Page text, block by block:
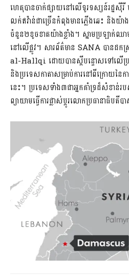
ហេតុបានចាក់ផ្សាយនៅលើទូរទស្សន៍រដ្ឋស៊ីរី
លក់ឥវ៉ាន់ជាច្រើនកំពុងមានភ្លើងឆេះ និង
ចំនួន២ខូចខាតយ៉ាងខ្លាំង។ ស្នាមប្រឡាក់ឈ
នៅលើផ្លូវ។ សារព័ត៌មាន SANA បានដកស្
al-Hallqi ដោយបានស្តីបន្ទោសទៅលើប្រ
និងប្រទេសកាតាសម្រាប់ការនៅពីក្រោយនៃ
នេះ។ ប្រទេសទាំង៣ជាអ្នកគាំទ្រដ៏សំខាន់
ព្យាយាមធ្វើការផ្លាស់ប្តូរលោកប្រធានាធិ